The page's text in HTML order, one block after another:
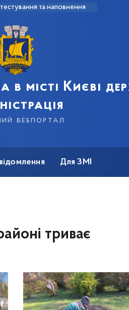
та наповнення
в місті Києві
вебпортал
Для ЗМІ
триває